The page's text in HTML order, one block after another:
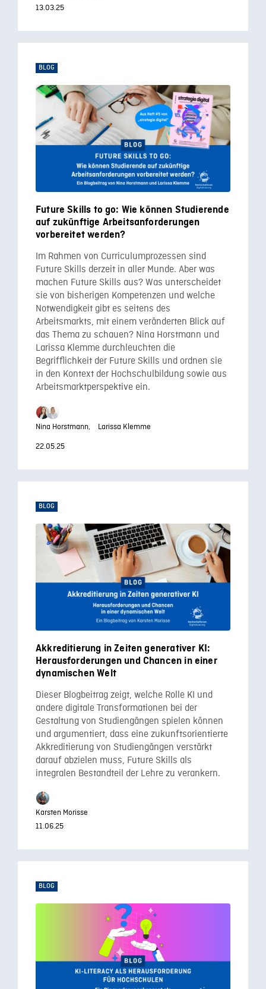
13.03.25
BLOG
Future Skills to go: Wie können Studierende
auf zukünftige Arbeitsanforderungen
vorbereitet werden?
Im Rahmen von Curriculumprozessen sind
Future Skills derzeit in aller Munde. Aber was
machen Future Skills aus? Was unterscheidet
sie von bisherigen Kompetenzen und welche
Notwendigkeit gibt es seitens des
Arbeitsmarkts, mit einem veränderten Blick auf
das Thema zu schauen? Nina Horstmann und
Larissa Klemme durchleuchten die
Begrifflichkeit der Future Skills und ordnen sie
in den Kontext der Hochschulbildung sowie aus
Arbeitsmarktperspektive ein.
Nina Horstmann,
Larissa Klemme
22.05.25
BLOG
Akkreditierung in Zeiten generativer KI:
Herausforderungen und Chancen in einer
dynamischen Welt
Dieser Blogbeitrag zeigt, welche Rolle KI und
andere digitale Transformationen bei der
Gestaltung von Studiengängen spielen können
und argumentiert, dass eine zukunftsorientierte
Akkreditierung von Studiengängen verstärkt
darauf abzielen muss, Future Skills als
integralen Bestandteil der Lehre zu verankern.
Karsten Morisse
11.06.25
BLOG